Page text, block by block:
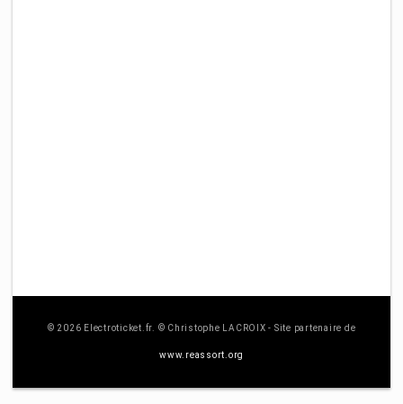
© 2026 Electroticket.fr. © Christophe LACROIX - Site partenaire de
www.reassort.org